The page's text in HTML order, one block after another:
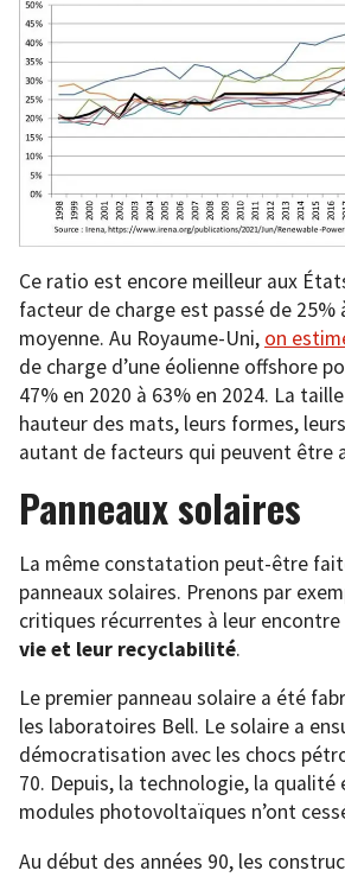
Ce ratio est encore meilleur aux
facteur de charge est passé de 25%
moyenne. Au Royaume-Uni, on
de charge d’une éolienne offshore
47% en 2020 à 63% en 2024. La
hauteur des mats, leurs formes,
autant de facteurs qui peuvent être
Panneaux solaires
La même constatation peut-être
panneaux solaires. Prenons par
critiques récurrentes à leur encontre
vie et leur recyclabilité.
Le premier panneau solaire a été
les laboratoires Bell. Le solaire a
démocratisation avec les chocs
70. Depuis, la technologie, la
modules photovoltaïques n’ont
Au début des années 90, les